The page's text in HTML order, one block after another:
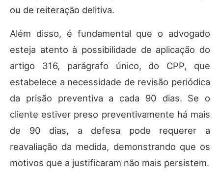
ou de reiteração delitiva.
Além disso, é fundamental que o advogado
esteja atento à possibilidade de aplicação do
artigo 316, parágrafo único, do CPP, que
estabelece a necessidade de revisão periódica
da prisão preventiva a cada 90 dias. Se o
cliente estiver preso preventivamente há mais
de 90 dias, a defesa pode requerer a
reavaliação da medida, demonstrando que os
motivos que a justificaram não mais persistem.